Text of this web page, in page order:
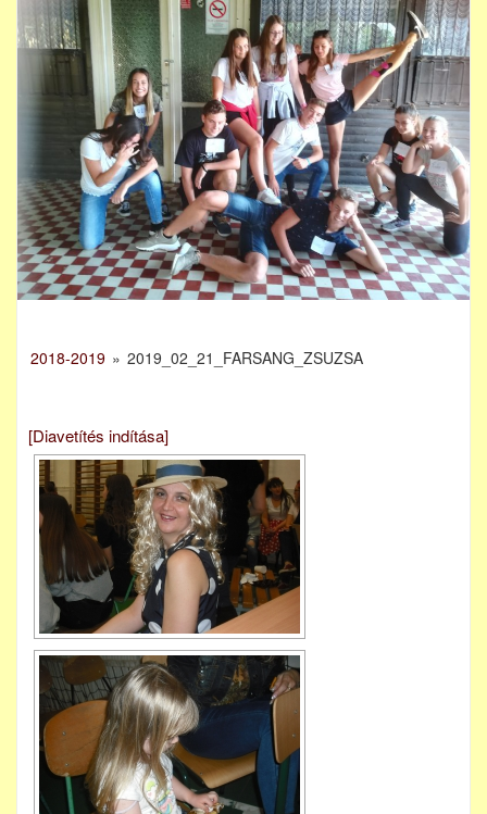
2018-2019 » 2019_02_21_FARSANG_ZSUZSA
[Diavetítés indítása]